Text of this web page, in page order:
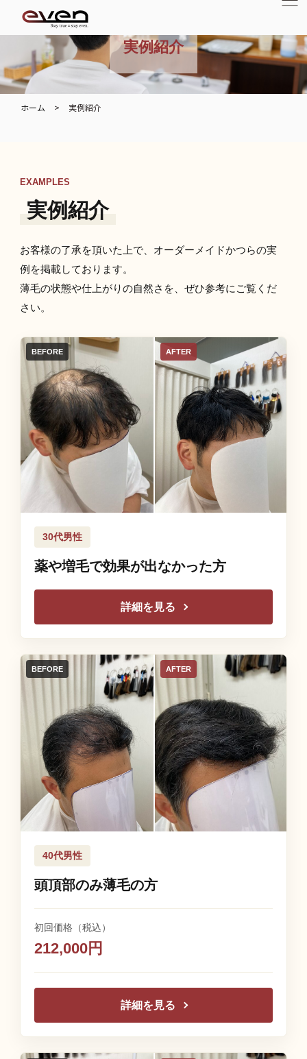
実例紹介
ホーム > 実例紹介
EXAMPLES
実例紹介
お客様の了承を頂いた上で、オーダーメイドかつらの実
例を掲載しております。
薄毛の状態や仕上がりの自然さを、ぜひ参考にご覧くだ
さい。
BEFORE AFTER
30代男性
薬や増毛で効果が出なかった方
詳細を見る
BEFORE AFTER
40代男性
頭頂部のみ薄毛の方
初回価格（税込）
212,000円
詳細を見る